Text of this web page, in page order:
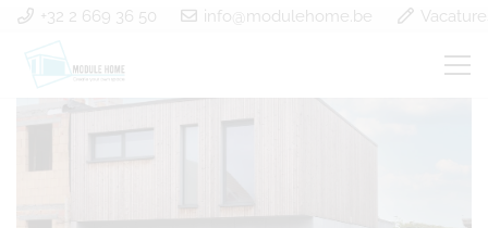
+32 2 669 36 50 info@modulehome.be